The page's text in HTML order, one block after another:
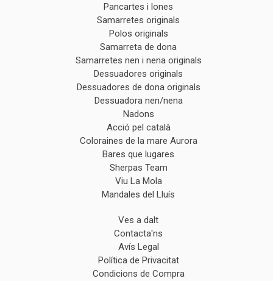
Pancartes i lones
Samarretes originals
Polos originals
Samarreta de dona
Samarretes nen i nena originals
Dessuadores originals
Dessuadores de dona originals
Dessuadora nen/nena
Nadons
Acció pel català
Coloraines de la mare Aurora
Bares que lugares
Sherpas Team
Viu La Mola
Mandales del Lluís
Ves a dalt
Contacta'ns
Avís Legal
Política de Privacitat
Condicions de Compra